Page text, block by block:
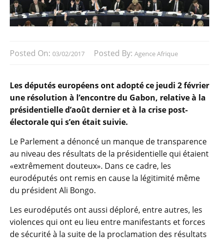
Posted On: 03/02/2017 Posted By: Agence Afrique
Les députés européens ont adopté ce jeudi 2 février
une résolution à l’encontre du Gabon, relative à la
présidentielle d’août dernier et à la crise post-
électorale qui s’en était suivie.
Le Parlement a dénoncé un manque de transparence
au niveau des résultats de la présidentielle qui étaient
«extrêmement douteux». Dans ce cadre, les
eurodéputés ont remis en cause la légitimité même
du président Ali Bongo.
Les eurodéputés ont aussi déploré, entre autres, les
violences qui ont eu lieu entre manifestants et forces
de sécurité à la suite de la proclamation des résultats